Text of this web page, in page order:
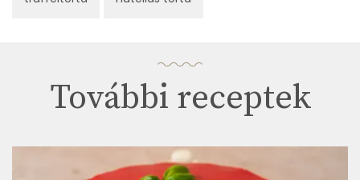
További receptek